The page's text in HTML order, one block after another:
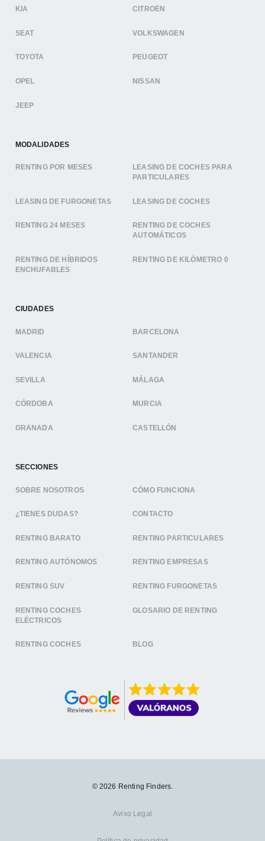
KIA CITROËN
SEAT VOLKSWAGEN
TOYOTA PEUGEOT
OPEL NISSAN
JEEP
MODALIDADES
RENTING POR MESES
LEASING DE COCHES PARA
PARTICULARES
LEASING DE FURGONETAS LEASING DE COCHES
RENTING 24 MESES
RENTING DE COCHES
AUTOMÁTICOS
RENTING DE HÍBRIDOS
ENCHUFABLES
RENTING DE KILÓMETRO 0
CIUDADES
MADRID BARCELONA
VALENCIA SANTANDER
SEVILLA MÁLAGA
CÓRDOBA MURCIA
GRANADA CASTELLÓN
SECCIONES
SOBRE NOSOTROS CÓMO FUNCIONA
¿TIENES DUDAS? CONTACTO
RENTING BARATO RENTING PARTICULARES
RENTING AUTÓNOMOS RENTING EMPRESAS
RENTING SUV RENTING FURGONETAS
RENTING COCHES
ELÉCTRICOS
GLOSARIO DE RENTING
RENTING COCHES BLOG
© 2026 Renting Finders.
Aviso Legal